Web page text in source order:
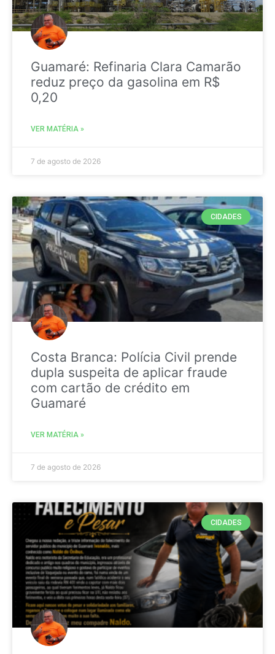
Guamaré: Refinaria Clara Camarão
reduz preço da gasolina em R$
0,20
VER MATÉRIA »
7 de agosto de 2026
CIDADES
Costa Branca: Polícia Civil prende
dupla suspeita de aplicar fraude
com cartão de crédito em
Guamaré
VER MATÉRIA »
7 de agosto de 2026
CIDADES